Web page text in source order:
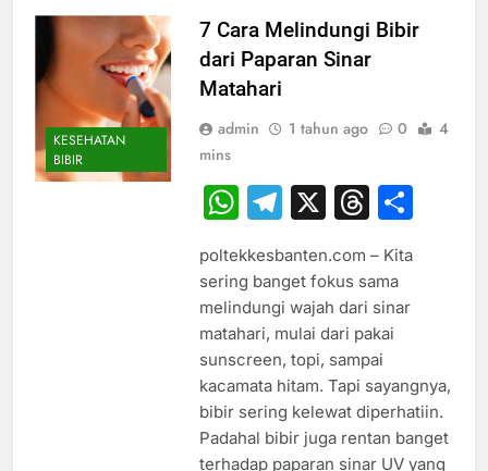
KESEHATAN
BIBIR
7 Cara Melindungi Bibir
dari Paparan Sinar
Matahari
admin 1 tahun ago 0
4
mins
WhatsApp
Telegram
X
poltekkesbanten.com – Kita
sering banget fokus sama
melindungi wajah dari sinar
matahari, mulai dari pakai
sunscreen, topi, sampai
kacamata hitam. Tapi sayangnya,
bibir sering kelewat diperhatiin.
Padahal bibir juga rentan banget
terhadap paparan sinar UV yang